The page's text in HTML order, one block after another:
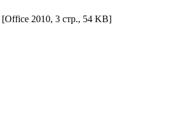
[Office 2010, 3 стр., 54 KB]